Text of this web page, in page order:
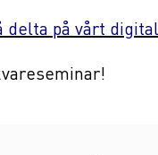
på vårt